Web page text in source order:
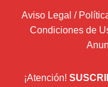
Aviso Legal /
Condiciones de
¡Atención!